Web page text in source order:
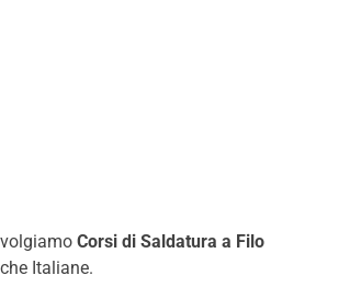
Corsi di Saldatura a Filo
Italiane.